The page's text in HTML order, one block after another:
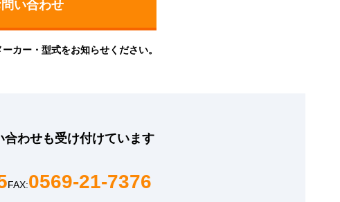
カー・型式をお知らせください。
合わせも受け付けています
FAX:0569-21-7376